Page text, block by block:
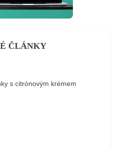
ČLÁNKY
s citrónovým krémem